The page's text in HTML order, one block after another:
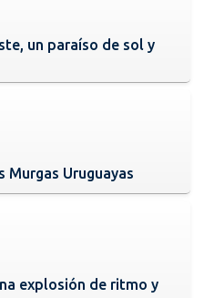
un paraíso de sol y
Murgas Uruguayas
explosión de ritmo y